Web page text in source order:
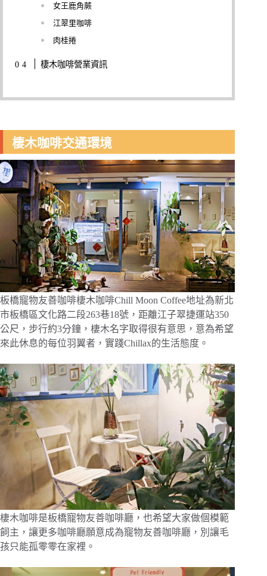
女王鹿角蕨
江翠里咖啡
肉桂捲
棲木咖啡營業資訊
棲木咖啡交通環境
板橋寵物友善咖啡棲木咖啡Chill Moon Coffee地址為新北
市板橋區文化路二段263巷18號，距離江子翠捷運站350
公尺，步行約3分鐘，棲木名字取得很有意思，意為希望
來此休息的每位羽翼者，實踐Chillax的生活態度。
棲木咖啡是板橋寵物友善咖啡廳，也希望大家做個模範
飼主，讓更多咖啡廳願意成為寵物友善咖啡廳，別讓毛
孩只能孤零零在家裡。